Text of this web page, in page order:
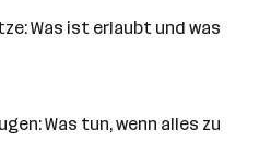
Was ist erlaubt und was
Was tun, wenn alles zu